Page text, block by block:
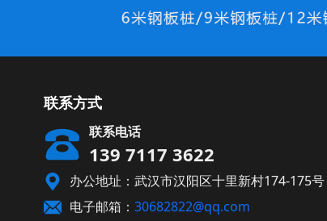
联系方式
联系电话
139 7117 3622
办公地址：武汉市汉阳区十里新村174-175号
电子邮箱： 30682822@qq.com